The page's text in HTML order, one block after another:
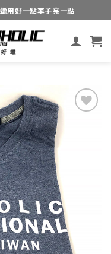
用好一點車子亮一點